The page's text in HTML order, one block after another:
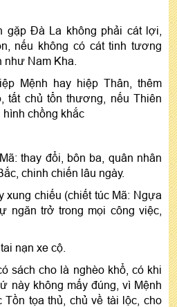
gặp Đà La không phải cát lợi,
nếu không có cát tinh tương
Nam Kha.
Mệnh hay hiệp Thân, thêm
tất chủ tổn thương, nếu Thiên
chồng khắc
thay đổi, bôn ba, quân nhân
chinh chiến lâu ngày.
xung chiếu (chiết túc Mã: Ngựa
ngăn trở trong mọi công việc,
nạn xe cộ.
sách cho là nghèo khổ, có khi
này không mấy đúng, vì Mệnh
tọa thủ, chủ về tài lộc, cho